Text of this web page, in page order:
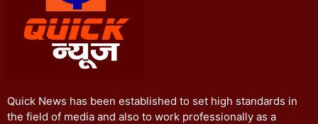
Quick News has been established to set high standards in
the field of media and also to work professionally as a